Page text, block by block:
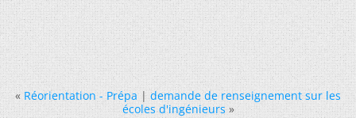
« Réorientation - Prépa|demande de renseignement sur les
écoles d'ingénieurs »